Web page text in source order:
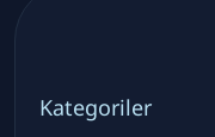
Kategoriler